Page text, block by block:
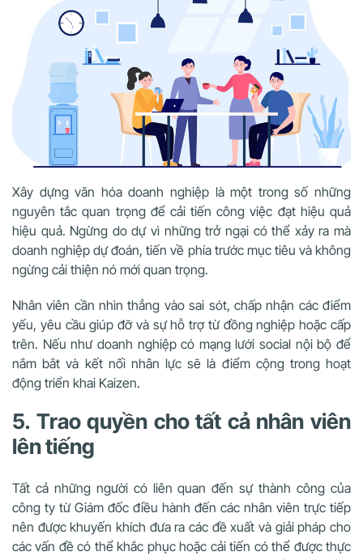
Xây dựng văn hóa doanh nghiệp là một trong số những
nguyên tắc quan trọng để cải tiến công việc đạt hiệu quả
hiệu quả. Ngừng do dự vì những trở ngại có thể xảy ra mà
doanh nghiệp dự đoán, tiến về phía trước mục tiêu và không
ngừng cải thiện nó mới quan trọng.
Nhân viên cần nhìn thẳng vào sai sót, chấp nhận các điểm
yếu, yêu cầu giúp đỡ và sự hỗ trợ từ đồng nghiệp hoặc cấp
trên. Nếu như doanh nghiệp có mạng lưới social nội bộ để
nắm bắt và kết nối nhân lực sẽ là điểm cộng trong hoạt
động triển khai Kaizen.
5. Trao quyền cho tất cả nhân viên
lên tiếng
Tất cả những người có liên quan đến sự thành công của
công ty từ Giám đốc điều hành đến các nhân viên trực tiếp
nên được khuyến khích đưa ra các đề xuất và giải pháp cho
các vấn đề có thể khắc phục hoặc cải tiến có thể được thực